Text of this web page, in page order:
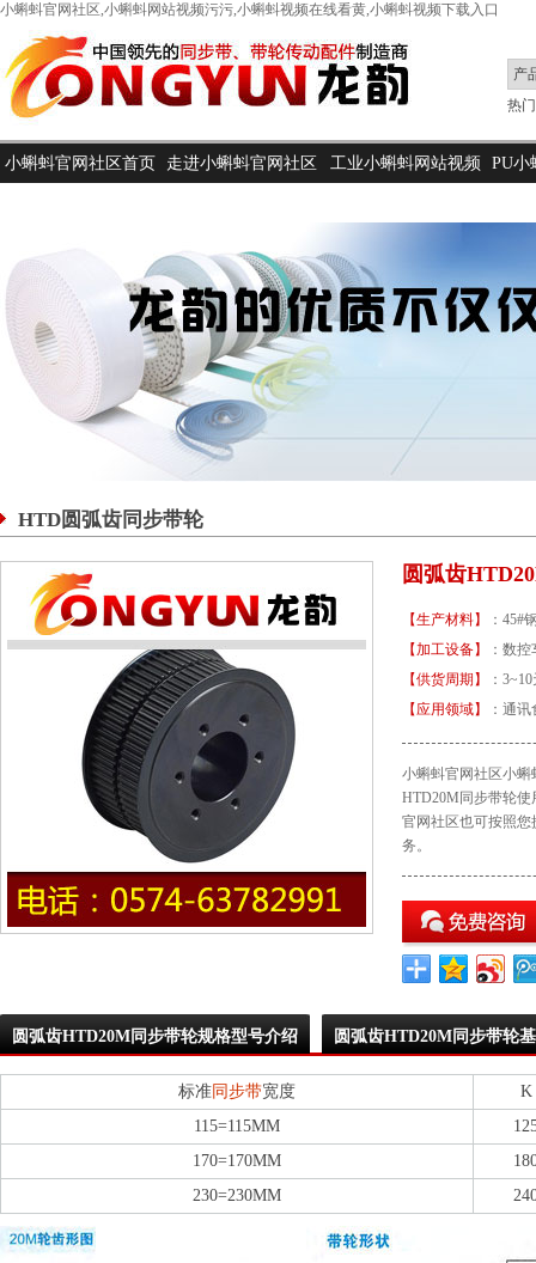
小蝌蚪官网社区,小蝌蚪网站视频污污,小蝌蚪视频在线看黄,小蝌蚪视频下载入口
热门
小蝌蚪官网社区首页 走进小蝌蚪官网社区 工业小蝌蚪网站视频 PU小
HTD圆弧齿同步带轮
圆弧齿
【生产材料】
：45#
【加工设备】
：
【供货周期】
：
【应用领域】
：通
小蝌蚪官网社区小蝌
HTD20M同步带轮使用
官网社区也可按照您提
务。
圆弧齿HTD20M同步带轮规格型号介绍 圆弧齿HTD20M同步带轮
标准 同步带宽度
K
115=115MM
170=170MM
230=230MM